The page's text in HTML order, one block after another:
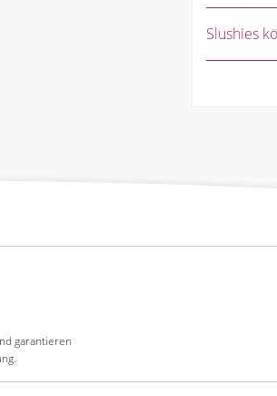
Slushies
garantieren